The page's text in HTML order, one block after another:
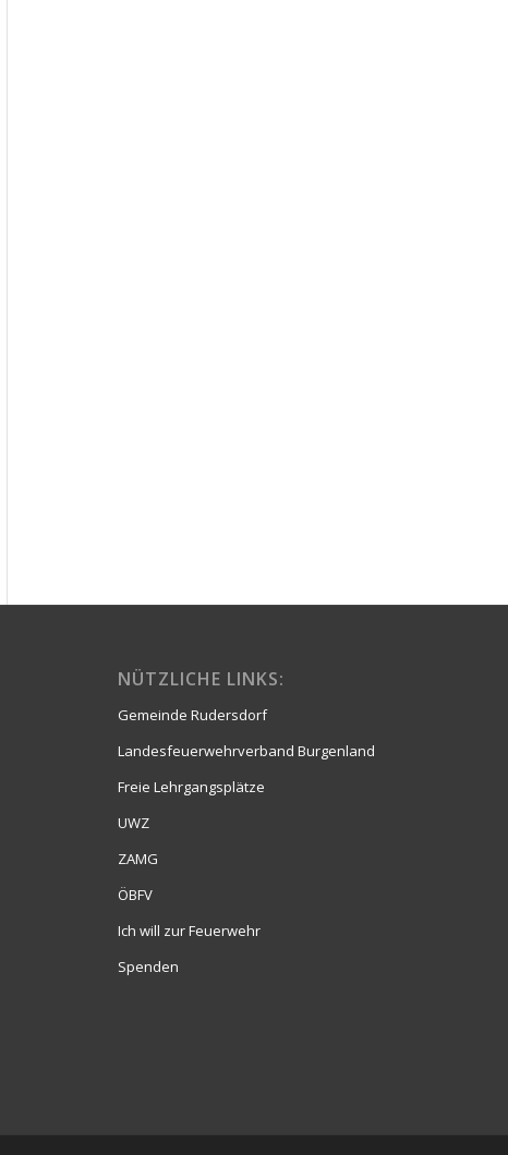
NÜTZLICHE LINKS:
Gemeinde Rudersdorf
Landesfeuerwehrverband Burgenland
Freie Lehrgangsplätze
UWZ
ZAMG
ÖBFV
Ich will zur Feuerwehr
Spenden